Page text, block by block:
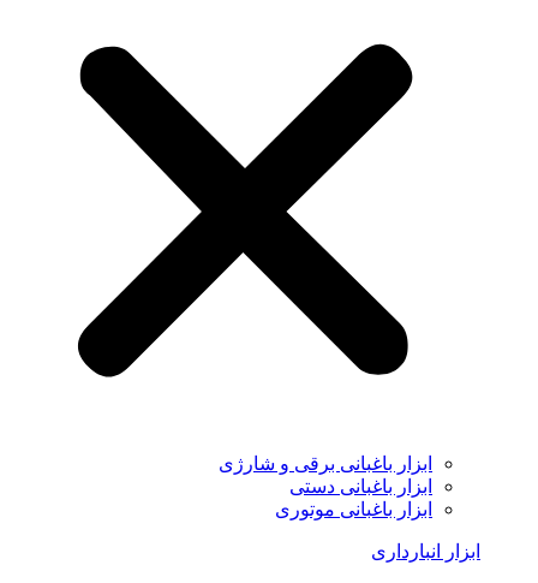
ابزار باغبانی برقی و شارژی
ابزار باغبانی دستی
ابزار باغبانی موتوری
ابزار انبارداری